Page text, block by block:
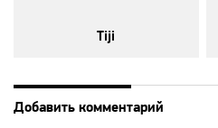
Kazakh TV KZ
Tiji
Добавить комментарий